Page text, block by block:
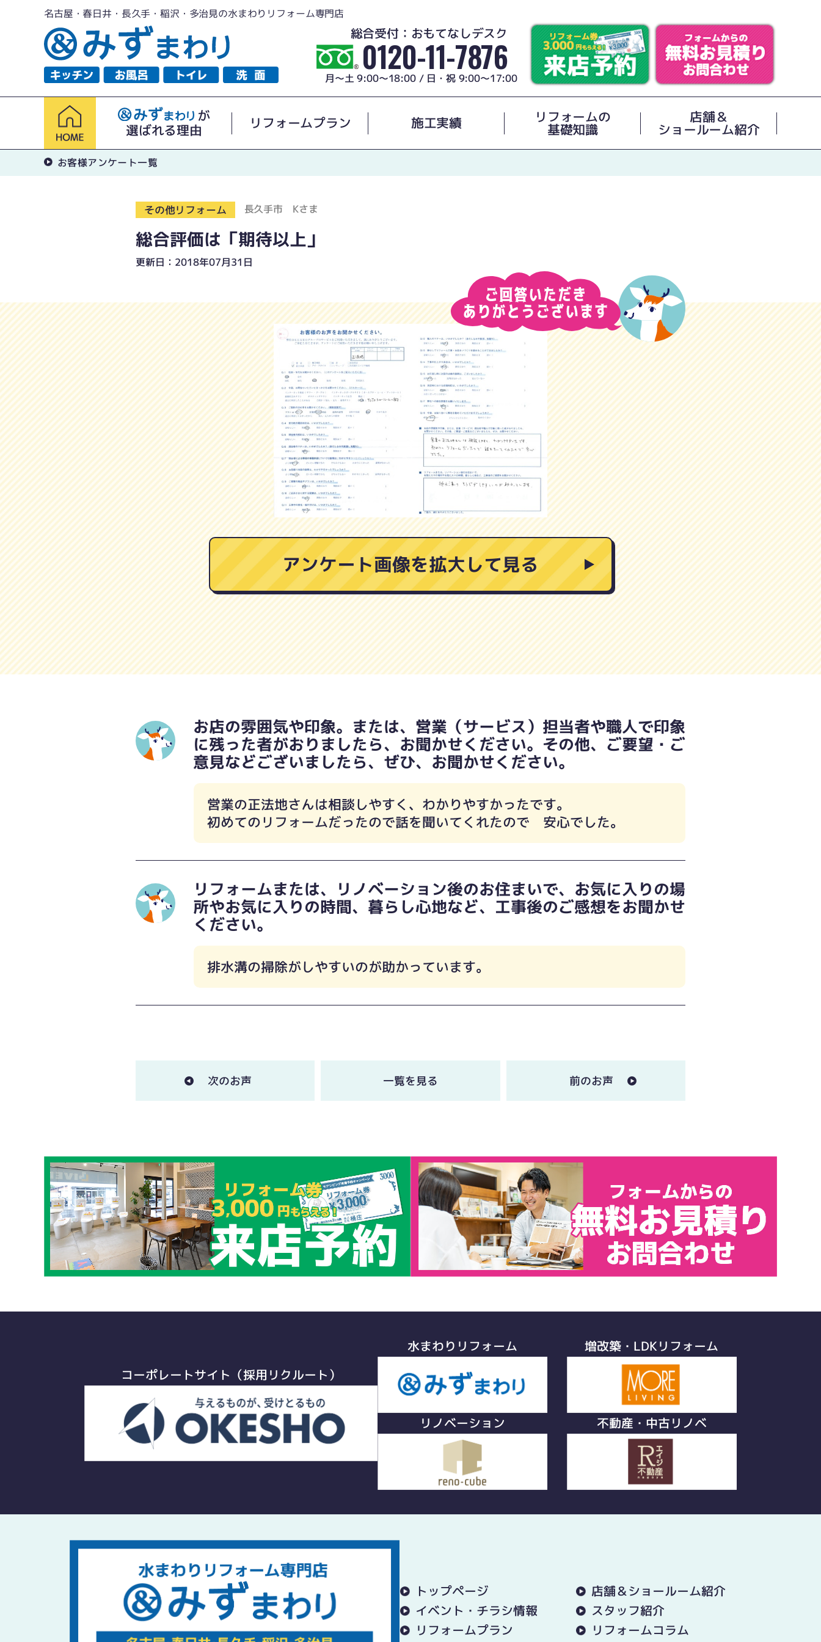
名古屋・春日井・長久手・稲沢・多治見の水まわりリフォーム専門店
総合受付：おもてなしデスク
0120-11-7876
月～土 9:00～18:00 / 日・祝 9:00～17:00
が
選ばれる理由
リフォームプラン 施工実績 リフォームの
基礎知識
店舗＆
ショールーム紹介
お客様アンケート一覧
その他リフォーム 長久手市 Kさま
総合評価は「期待以上」
更新日：2018年07月31日
アンケート画像を拡大して見る
お店の雰囲気や印象。または、営業（サービス）担当者や職人で印象
に残った者がおりましたら、お聞かせください。その他、ご要望・ご
意見などございましたら、ぜひ、お聞かせください。
営業の正法地さんは相談しやすく、わかりやすかったです。
初めてのリフォームだったので話を聞いてくれたので 安心でした。
リフォームまたは、リノベーション後のお住まいで、お気に入りの場
所やお気に入りの時間、暮らし心地など、工事後のご感想をお聞かせ
ください。
排水溝の掃除がしやすいのが助かっています。
次のお声 一覧を見る 前のお声
コーポレートサイト（採用リクルート）
水まわりリフォーム 増改築・LDKリフォーム
リノベーション 不動産・中古リノベ
トップページ
店舗＆ショールーム紹介
イベント・チラシ情報
スタッフ紹介
リフォームプラン
リフォームコラム